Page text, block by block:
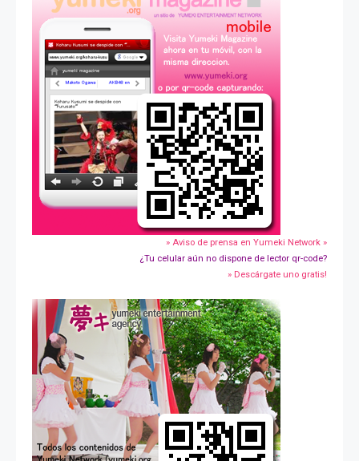
» Aviso de prensa en Yumeki Network »
¿Tu celular aún no dispone de lector qr-code?
» Descárgate uno gratis!